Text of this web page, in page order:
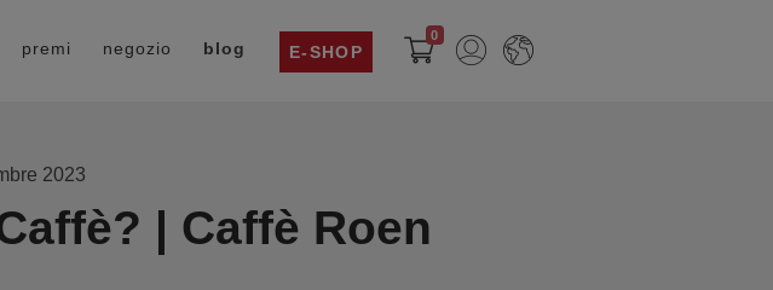
premi negozio blog E-SHOP
0
2023
| Caffè Roen